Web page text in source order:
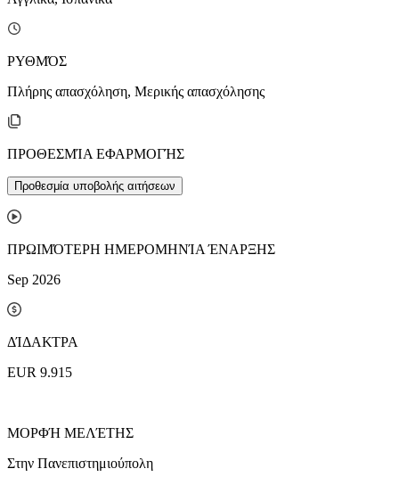
ΡΥΘΜΌΣ
Πλήρης απασχόληση, Μερικής απασχόλησης
ΠΡΟΘΕΣΜΊΑ ΕΦΑΡΜΟΓΉΣ
Προθεσμία υποβολής αιτήσεων
ΠΡΩΙΜΌΤΕΡΗ ΗΜΕΡΟΜΗΝΊΑ ΈΝΑΡΞΗΣ
Sep 2026
ΔΊΔΑΚΤΡΑ
EUR 9.915
ΜΟΡΦΉ ΜΕΛΈΤΗΣ
Στην Πανεπιστημιούπολη